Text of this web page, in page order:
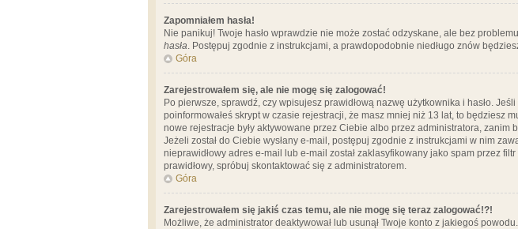
Zapomniałem hasła!
Nie panikuj! Twoje hasło wprawdzie nie może zostać odzyskane, ale bez
hasła. Postępuj zgodnie z instrukcjami, a prawdopodobnie niedługo znów
Góra
Zarejestrowałem się, ale nie mogę się zalogować!
Po pierwsze, sprawdź, czy wpisujesz prawidłową nazwę użytkownika i hasło.
poinformowałeś skrypt w czasie rejestracji, że masz mniej niż 13 lat, to będziesz
nowe rejestracje były aktywowane przez Ciebie albo przez administratora,
Jeżeli został do Ciebie wysłany e-mail, postępuj zgodnie z instrukcjami w nim
nieprawidłowy adres e-mail lub e-mail został zaklasyfikowany jako spam przez
prawidłowy, spróbuj skontaktować się z administratorem.
Góra
Zarejestrowałem się jakiś czas temu, ale nie mogę się teraz zalogować!?!
Możliwe, że administrator deaktywował lub usunął Twoje konto z jakiegoś